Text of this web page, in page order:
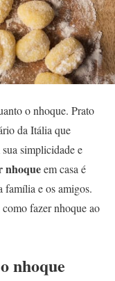
o nhoque. Prato
da Itália que
simplicidade e
nhoqueem casa é
família e os amigos.
fazer nhoque ao
nhoque